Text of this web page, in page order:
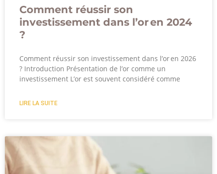
Comment réussir son
investissement dans l’or en 2024
?
Comment réussir son investissement dans l’or en 2026
? Introduction Présentation de l’or comme un
investissement L’or est souvent considéré comme
LIRE LA SUITE